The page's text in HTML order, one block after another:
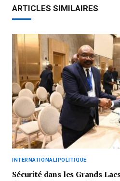
ARTICLES SIMILAIRES
INTERNATIONAL|POLITIQUE
Sécurité dans les Grands